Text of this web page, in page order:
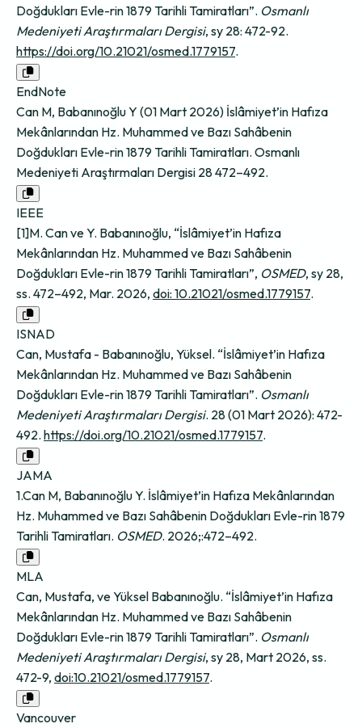
Doğdukları Evle-rin 1879 Tarihli Tamiratları”. Osmanlı
Medeniyeti Araştırmaları Dergisi, sy 28: 472-92.
https://doi.org/10.21021/osmed.1779157.
EndNote
Can M, Babanınoğlu Y (01 Mart 2026) İslâmiyet’in Hafıza
Mekânlarından Hz. Muhammed ve Bazı Sahâbenin
Doğdukları Evle-rin 1879 Tarihli Tamiratları. Osmanlı
Medeniyeti Araştırmaları Dergisi 28 472–492.
IEEE
[1]M. Can ve Y. Babanınoğlu, “İslâmiyet’in Hafıza
Mekânlarından Hz. Muhammed ve Bazı Sahâbenin
Doğdukları Evle-rin 1879 Tarihli Tamiratları”, OSMED, sy 28,
ss. 472–492, Mar. 2026, doi: 10.21021/osmed.1779157.
ISNAD
Can, Mustafa - Babanınoğlu, Yüksel. “İslâmiyet’in Hafıza
Mekânlarından Hz. Muhammed ve Bazı Sahâbenin
Doğdukları Evle-rin 1879 Tarihli Tamiratları”. Osmanlı
Medeniyeti Araştırmaları Dergisi. 28 (01 Mart 2026): 472-
492. https://doi.org/10.21021/osmed.1779157.
JAMA
1.Can M, Babanınoğlu Y. İslâmiyet’in Hafıza Mekânlarından
Hz. Muhammed ve Bazı Sahâbenin Doğdukları Evle-rin 1879
Tarihli Tamiratları. OSMED. 2026;:472–492.
MLA
Can, Mustafa, ve Yüksel Babanınoğlu. “İslâmiyet’in Hafıza
Mekânlarından Hz. Muhammed ve Bazı Sahâbenin
Doğdukları Evle-rin 1879 Tarihli Tamiratları”. Osmanlı
Medeniyeti Araştırmaları Dergisi, sy 28, Mart 2026, ss.
472-9, doi:10.21021/osmed.1779157.
Vancouver